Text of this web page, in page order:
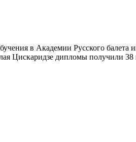
в Академии Русского
Цискаридзе дипломы получили